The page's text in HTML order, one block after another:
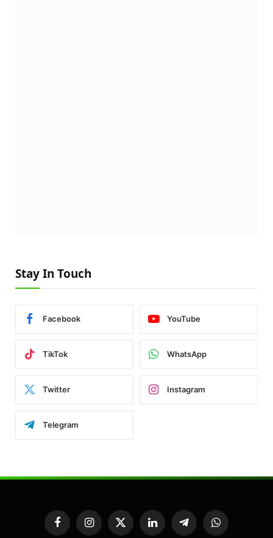
Stay In Touch
Facebook YouTube
TikTok WhatsApp
Twitter Instagram
Telegram
FacebookInstagram
X
LinkedInTelegramWhatsApp